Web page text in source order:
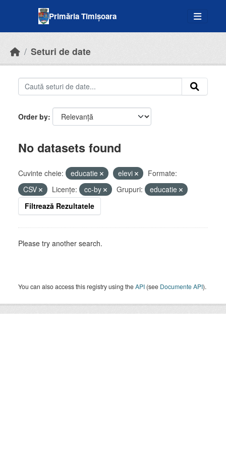
Primăria Timișoara
Seturi de date
Order by
No datasets found
Cuvinte cheie: educatie elevi
Formate:
CSV
Licenţe: cc-by Grupuri:
educatie
Filtrează Rezultatele
Please try another search.
You can also access this registry using theAPI (see Documente API).